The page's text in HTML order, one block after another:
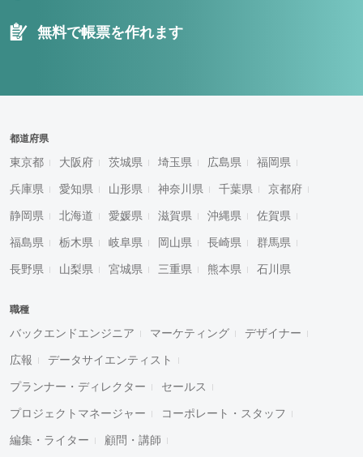
無料で帳票を作れます
都道府県
東京都 大阪府 茨城県 埼玉県 広島県 福岡県
兵庫県 愛知県 山形県 神奈川県 千葉県 京都府
静岡県 北海道 愛媛県 滋賀県 沖縄県 佐賀県
福島県 栃木県 岐阜県 岡山県 長崎県 群馬県
長野県 山梨県 宮城県 三重県 熊本県 石川県
職種
バックエンドエンジニア マーケティング デザイナー
広報 データサイエンティスト
プランナー・ディレクター セールス
プロジェクトマネージャー コーポレート・スタッフ
編集・ライター 顧問・講師